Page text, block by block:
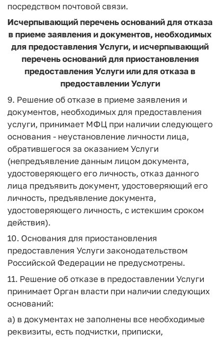
посредством почтовой связи.
Исчерпывающий перечень оснований для отказа
в приеме заявления и документов, необходимых
для предоставления Услуги, и исчерпывающий
перечень оснований для приостановления
предоставления Услуги или для отказа в
предоставлении Услуги
9. Решение об отказе в приеме заявления и
документов, необходимых для предоставления
услуги, принимает МФЦ при наличии следующего
основания - неустановление личности лица,
обратившегося за оказанием Услуги
(непредъявление данным лицом документа,
удостоверяющего его личность, отказ данного
лица предъявить документ, удостоверяющий его
личность, предъявление документа,
удостоверяющего личность, с истекшим сроком
действия).
10. Основания для приостановления
предоставления Услуги законодательством
Российской Федерации не предусмотрены.
11. Решение об отказе в предоставлении Услуги
принимает Орган власти при наличии следующих
оснований:
а) в документах не заполнены все необходимые
реквизиты, есть подчистки, приписки,